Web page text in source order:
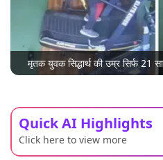
मृतक युवक सिद्धार्थ की उम्र सिर्फ 21
Quick AI Highlights
Click here to view more